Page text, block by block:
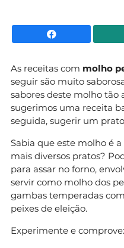
As receitas com molho
seguir são muito
sabores deste molho tão
sugerimos uma receita
seguida, sugerir um
Sabia que este molho é
mais diversos pratos?
para assar no forno,
servir como molho dos
gambas temperadas
peixes de eleição.
Experimente e